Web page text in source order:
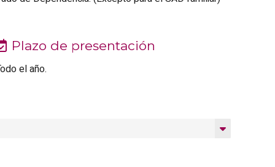
Plazo de presentación
el año.